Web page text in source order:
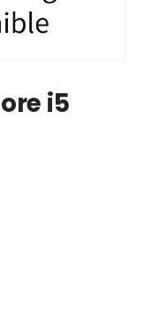
i5